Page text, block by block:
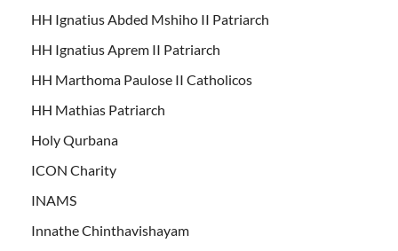
HH Ignatius Abded Mshiho II Patriarch
HH Ignatius Aprem II Patriarch
HH Marthoma Paulose II Catholicos
HH Mathias Patriarch
Holy Qurbana
ICON Charity
INAMS
Innathe Chinthavishayam